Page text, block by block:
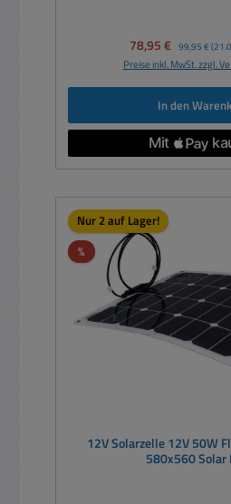
Verkaufspreis:
78,95 € Regulärer
99,95 €
Preise inkl. MwSt. zzgl.
In den
Nur 2 auf Lager!
%Rabatt
12V Solarzelle 12V 50W
580x560 Solar